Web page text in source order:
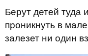
Берут детей туда
проникнуть в
залезет ни один